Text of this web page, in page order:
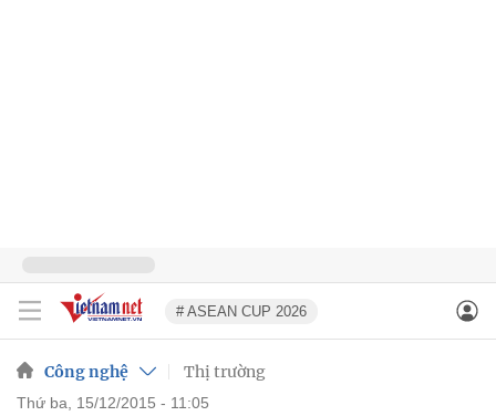
# ASEAN CUP 2026
Công nghệ Thị trường
thứ ba, 15/12/2015 - 11:05